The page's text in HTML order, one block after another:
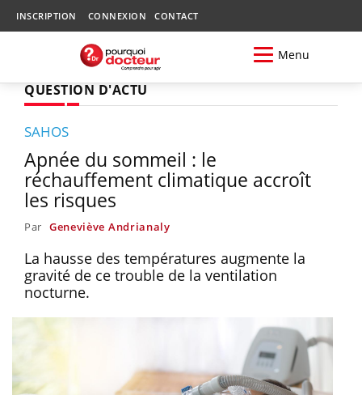
INSCRIPTION CONNEXION CONTACT
Menu
QUESTION D'ACTU
SAHOS
Apnée du sommeil : le
réchauffement climatique accroît
les risques
Par Geneviève Andrianaly
La hausse des températures augmente la
gravité de ce trouble de la ventilation
nocturne.